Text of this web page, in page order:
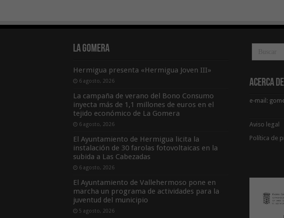
La Gomera
Hermigua presenta «Hermigua Joven III»
6 agosto, 2026
La campaña de verano del Bono Consumo
inyecta más de 1,1 millones de euros en el
tejido económico de La Gomera
6 agosto, 2026
El Ayuntamiento de Hermigua licita la
instalación de 30 farolas fotovoltaicas en la
subida a Las Cabezadas
6 agosto, 2026
El Ayuntamiento de Vallehermoso pone en
marcha un programa de actividades para la
juventud del municipio
5 agosto, 2026
Acerca
e-mail:
Aviso legal
Política de